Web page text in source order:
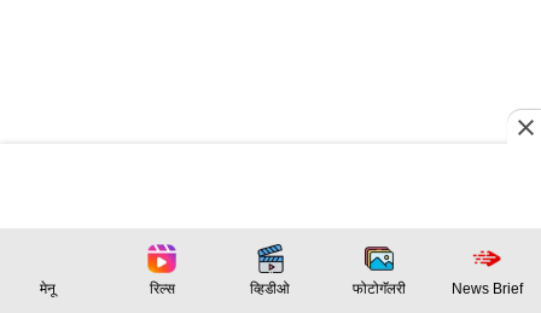
मेनू रिल्स व्हिडीओ फोटोगॅलरी News Brief